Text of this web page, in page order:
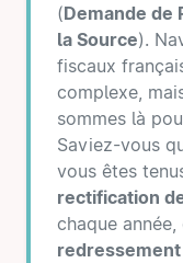
( Demande
la Source).
fiscaux
complexe,
sommes là
Saviez-vous
vous êtes
rectification
chaque
redressement